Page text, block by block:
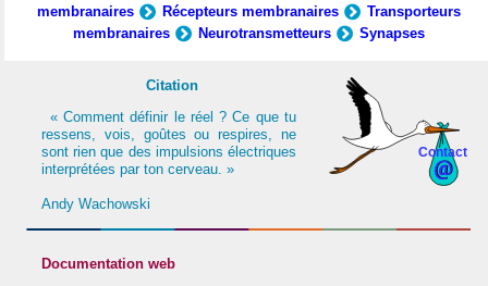
membranaires
Récepteurs membranaires
Transporteurs
membranaires
Neurotransmetteurs Synapses
Contact
Citation
« Comment définir le réel ? Ce que tu
ressens, vois, goûtes ou respires, ne
sont rien que des impulsions électriques
interprétées par ton cerveau. »
Andy Wachowski
Documentation web